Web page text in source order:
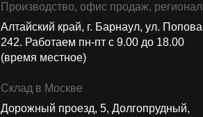
Производство, офис продаж,
Алтайский край, г. Барнаул, ул.
242. Работаем пн-пт с 9.00 до 18.00
(время местное)
Склад в Москве
Дорожный проезд, 5, Долгопрудный,